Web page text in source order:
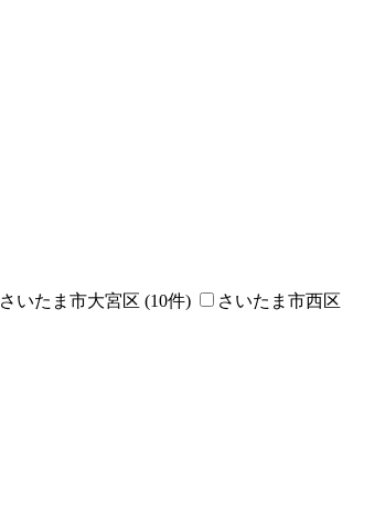
さいたま市大宮区 (10件)
さいたま市西区